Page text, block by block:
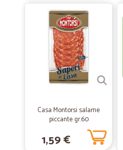
Casa Montorsi salame
piccante gr.60
1,59 €